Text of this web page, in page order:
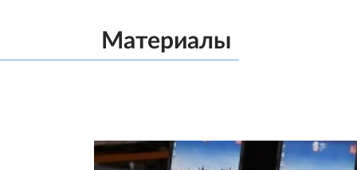
Материалы